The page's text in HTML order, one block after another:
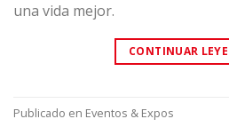
una vida mejor.
CONTINUAR
Publicado en Eventos & Expos